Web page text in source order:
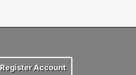
Register Account